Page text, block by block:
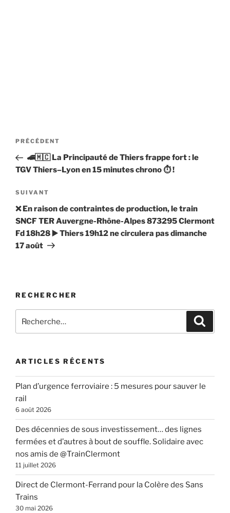
Navigation
l’article
Article
précédent
PRÉCÉDENT
🚄🇲🇨 La Principauté de Thiers frappe fort : le
TGV Thiers–Lyon en 15 minutes chrono ⏱️ !
Article
suivant
SUIVANT
❌ En raison de contraintes de production, le train
SNCF TER Auvergne-Rhône-Alpes 873295 Clermont
Fd 18h28 ▶️ Thiers 19h12 ne circulera pas dimanche
17 août
RECHERCHER
pour
ARTICLES RÉCENTS
Plan d’urgence ferroviaire : 5 mesures pour sauver le
rail
6 août 2026
Des décennies de sous investissement… des lignes
fermées et d’autres à bout de souffle. Solidaire avec
nos amis de @TrainClermont
11 juillet 2026
Direct de Clermont-Ferrand pour la Colère des Sans
Trains
30 mai 2026